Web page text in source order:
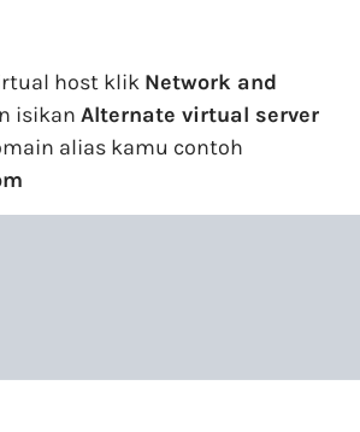
host klik Network and
isikan Alternate virtual server
alias kamu contoh